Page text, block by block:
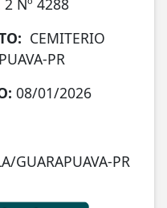
2 Nº 4288
CEMITERIO
PR
08/01/2026
GUARAPUAVA-PR